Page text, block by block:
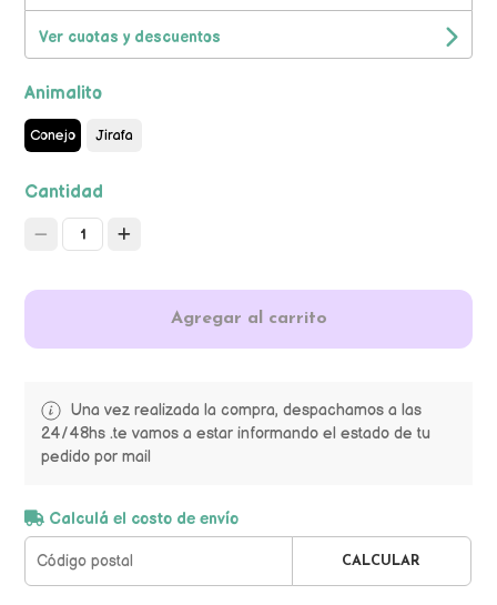
Ver cuotas y descuentos
Animalito
Conejo Jirafa
Cantidad
1
Agregar al carrito
Una vez realizada la compra, despachamos a las
24/48hs .te vamos a estar informando el estado de tu
pedido por mail
Calculá el costo de envío
CALCULAR